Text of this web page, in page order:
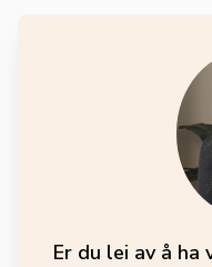
Er du lei av å ha